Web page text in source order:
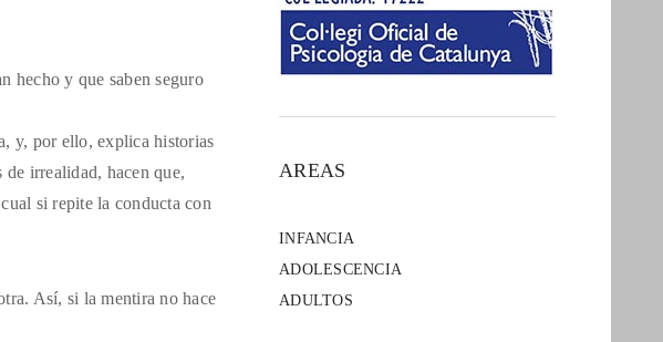
hecho y que saben seguro
y, por ello, explica historias
de irrealidad, hacen que,
si repite la conducta con
Así, si la mentira no hace
AREAS
INFANCIA
ADOLESCENCIA
ADULTOS